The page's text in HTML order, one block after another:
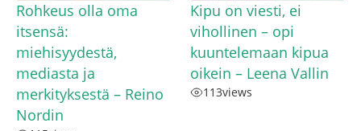
Rohkeus olla oma
itsensä:
miehisyydestä,
mediasta ja
merkityksestä – Reino
Nordin
Kipu on viesti, ei
vihollinen – opi
kuuntelemaan kipua
oikein – Leena Vallin
113views